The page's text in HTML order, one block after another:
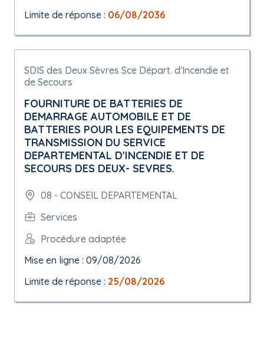
Limite de réponse : 06/08/2036
SDIS des Deux Sèvres Sce Départ. d'Incendie et
de Secours
FOURNITURE DE BATTERIES DE
DEMARRAGE AUTOMOBILE ET DE
BATTERIES POUR LES EQUIPEMENTS DE
TRANSMISSION DU SERVICE
DEPARTEMENTAL D'INCENDIE ET DE
SECOURS DES DEUX- SEVRES.
08 - CONSEIL DEPARTEMENTAL
Services
Procédure adaptée
Mise en ligne : 09/08/2026
Limite de réponse : 25/08/2026